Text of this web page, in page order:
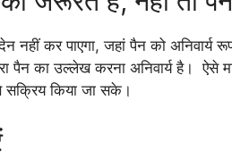
नहीं कर पाएगा, जहां पैन को
पैन का उल्लेख करना अनिवार्य है।
किया जा सके।